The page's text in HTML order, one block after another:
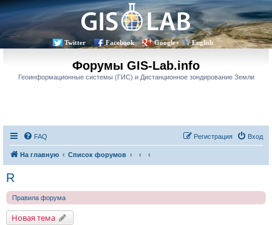
Twitter Facebook Google+ English
Форумы GIS-Lab.info
Геоинформационные системы (ГИС) и Дистанционное зондирование Земли
FAQ Вход
Регистрация
На главную Список форумов
R
Правила форума
Новая тема